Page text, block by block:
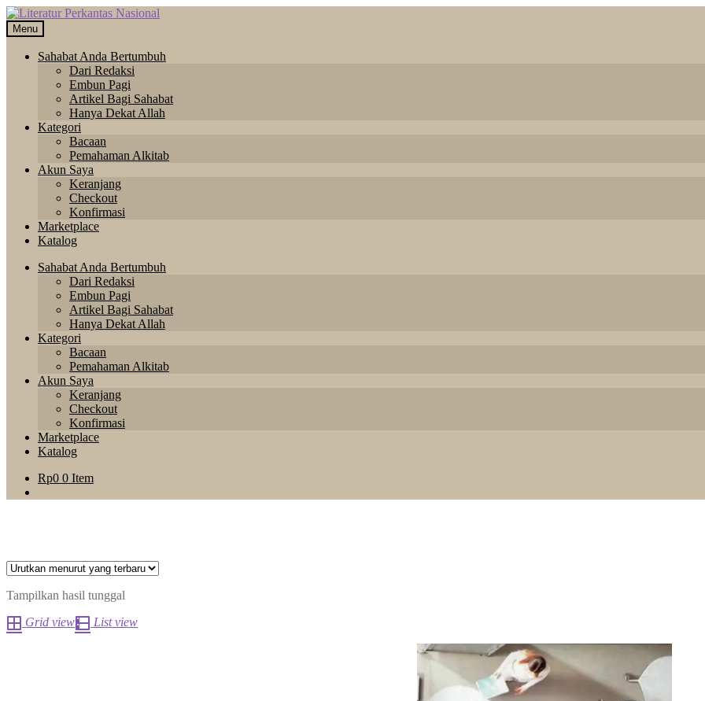
Skip
to
navigation
Langsung
ke
isi
Menu
Sahabat Anda Bertumbuh
Dari Redaksi
Embun Pagi
Artikel Bagi Sahabat
Hanya Dekat Allah
Kategori
Bacaan
Pemahaman Alkitab
Akun Saya
Keranjang
Checkout
Konfirmasi
Marketplace
Katalog
Sahabat Anda Bertumbuh
Dari Redaksi
Embun Pagi
Artikel Bagi Sahabat
Hanya Dekat Allah
Kategori
Bacaan
Pemahaman Alkitab
Akun Saya
Keranjang
Checkout
Konfirmasi
Marketplace
Katalog
Rp0 0 Item
Tampilkan hasil tunggal
Grid view
List view